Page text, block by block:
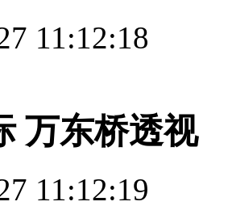
11:12:18
万东桥透视
11:12:19